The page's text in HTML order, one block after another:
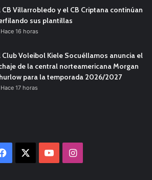
CB Villarrobledo y el CB Criptana continúan
sus plantillas
Hace 16 horas
Club Voleibol Kiele Socuéllamos anuncia el
de la central norteamericana Morgan
para la temporada 2026/2027
Hace 17 horas
Facebook YouTubeInstagram